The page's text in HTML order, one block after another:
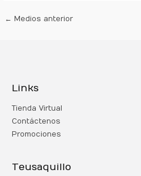
← Medios anterior
Links
Tienda Virtual
Contáctenos
Promociones
Teusaquillo